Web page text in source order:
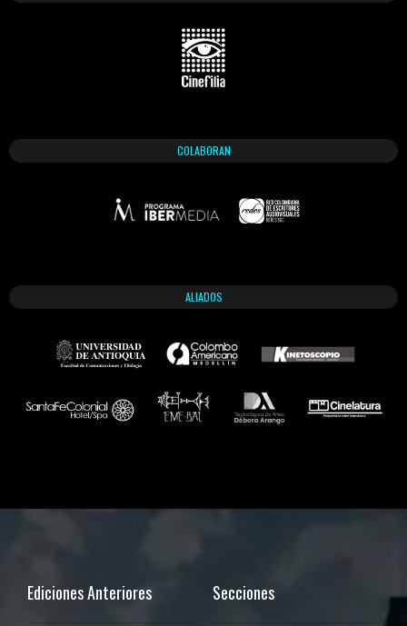
COLABORAN
ALIADOS
Ediciones Anteriores Secciones